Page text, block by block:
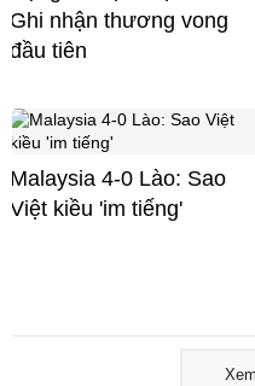
Ghi nhận thương vong
đầu tiên
Malaysia 4-0 Lào: Sao
Việt kiều 'im tiếng'